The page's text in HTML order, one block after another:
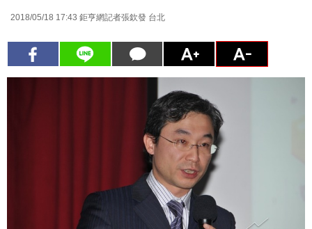
2018/05/18 17:43 鉅亨網記者張欽發 台北